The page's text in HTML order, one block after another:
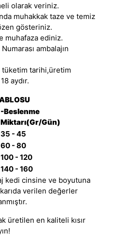
olarak veriniz.
muhakkak taze ve temiz
gösteriniz.
muhafaza ediniz.
ambalajın
tarihi,üretim
aydır.
-Beslenme
Miktarı(Gr/Gün)
35 - 45
60 - 80
100 - 120
140 - 160
kedi cinsine ve boyutuna
verilen değerler
üretilen en kaliteli kısır